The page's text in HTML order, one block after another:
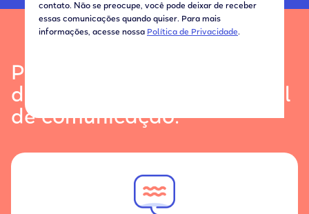
contato. Não se preocupe, você pode deixar de receber
essas comunicações quando quiser. Para mais
informações, acesse nossa Política de Privacidade.
Preparamos materiais de
divulgação para cada canal
de comunicação: